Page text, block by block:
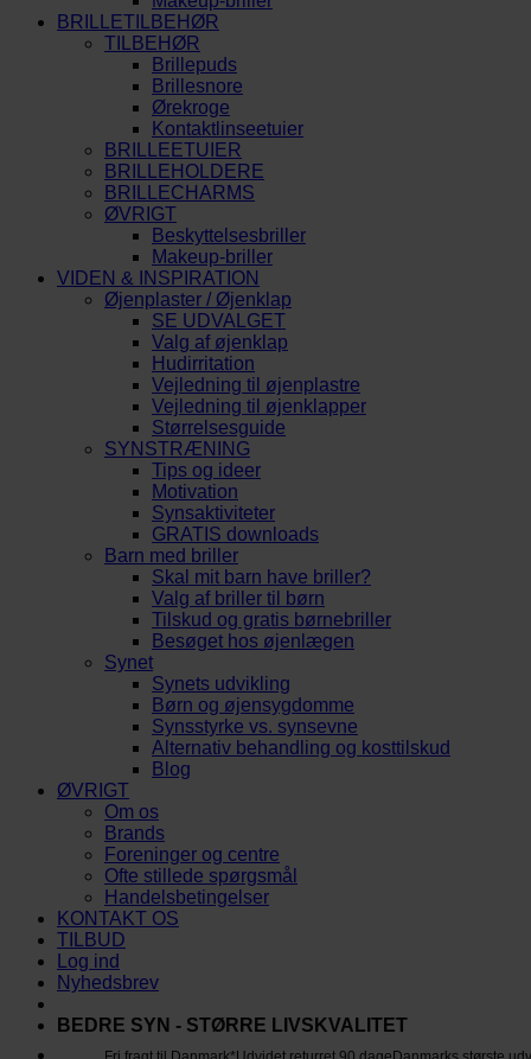
BRILLETILBEHØR
TILBEHØR
Brillepuds
Brillesnore
Ørekroge
Kontaktlinseetuier
BRILLEETUIER
BRILLEHOLDERE
BRILLECHARMS
ØVRIGT
Beskyttelsesbriller
Makeup-briller
VIDEN & INSPIRATION
Øjenplaster / Øjenklap
SE UDVALGET
Valg af øjenklap
Hudirritation
Vejledning til øjenplastre
Vejledning til øjenklapper
Størrelsesguide
SYNSTRÆNING
Tips og ideer
Motivation
Synsaktiviteter
GRATIS downloads
Barn med briller
Skal mit barn have briller?
Valg af briller til børn
Tilskud og gratis børnebriller
Besøget hos øjenlægen
Synet
Synets udvikling
Børn og øjensygdomme
Synsstyrke vs. synsevne
Alternativ behandling og kosttilskud
Blog
ØVRIGT
Om os
Brands
Foreninger og centre
Ofte stillede spørgsmål
Handelsbetingelser
KONTAKT OS
TILBUD
Log ind
Nyhedsbrev
BEDRE SYN - STØRRE LIVSKVALITET